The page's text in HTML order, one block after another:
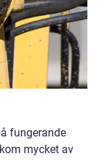
fungerande
mycket av